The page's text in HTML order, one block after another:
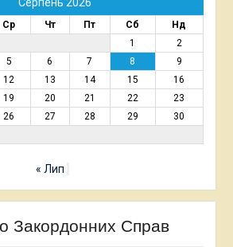
Ср Чт Пт Сб
Нд
1
2
5 6 7 8
9
12 13 14 15
16
19 20 21 22
23
26 27 28 29
30
« Лип
Закордонних Справ